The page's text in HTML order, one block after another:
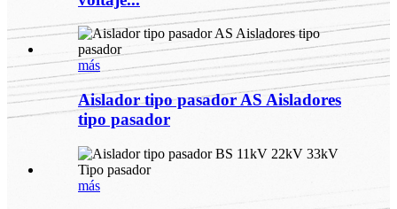
más
Aislador tipo pasador AS Aisladores
tipo pasador
más